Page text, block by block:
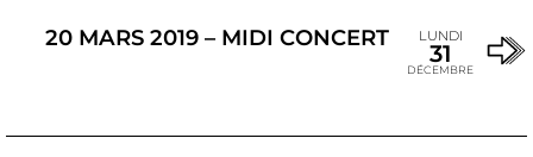
20 MARS 2019 – MIDI CONCERT LUNDI
31
DÉCEMBRE